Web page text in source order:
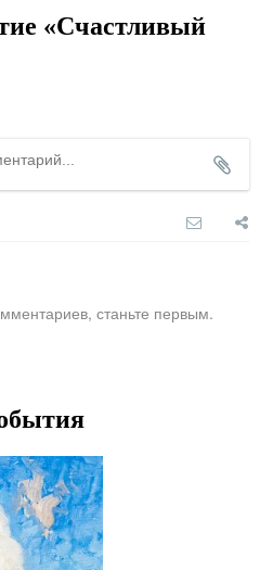
«Счастливый
станьте первым.